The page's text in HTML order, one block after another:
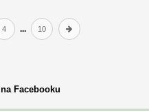
4 ... 10
na Facebooku